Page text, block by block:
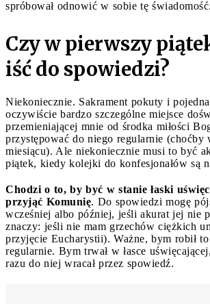
spróbował odnowić w sobie tę świadomość.
Czy w pierwszy
iść do spowiedzi?
Niekoniecznie. Sakrament pokuty i
oczywiście bardzo szczególne miejsce
przemieniającej mnie od środka miłości
przystępować do niego regularnie (choćby
miesiącu). Ale niekoniecznie musi to być
piątek, kiedy kolejki do konfesjonałów są
Chodzi o to, by być w stanie łaski
przyjąć Komunię. Do spowiedzi mogę
wcześniej albo później, jeśli akurat jej nie
znaczy: jeśli nie mam grzechów ciężkich
przyjęcie Eucharystii). Ważne, bym robił
regularnie. Bym trwał w łasce
razu do niej wracał przez spowiedź.